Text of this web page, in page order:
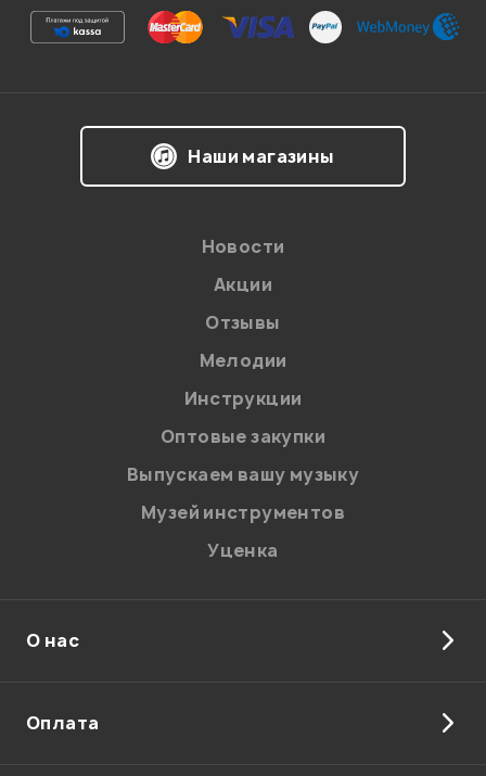
Наши магазины
Новости
Акции
Отзывы
Мелодии
Инструкции
Оптовые закупки
Выпускаем вашу музыку
Музей инструментов
Уценка
О нас
Оплата